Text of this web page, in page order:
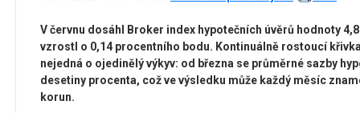
V červnu dosáhl Broker index hypotečních úvěrů hodnoty
vzrostl o 0,14 procentního bodu. Kontinuálně rostoucí
nejedná o ojedinělý výkyv: od března se průměrné sazby
desetiny procenta, což ve výsledku může každý měsíc
korun.